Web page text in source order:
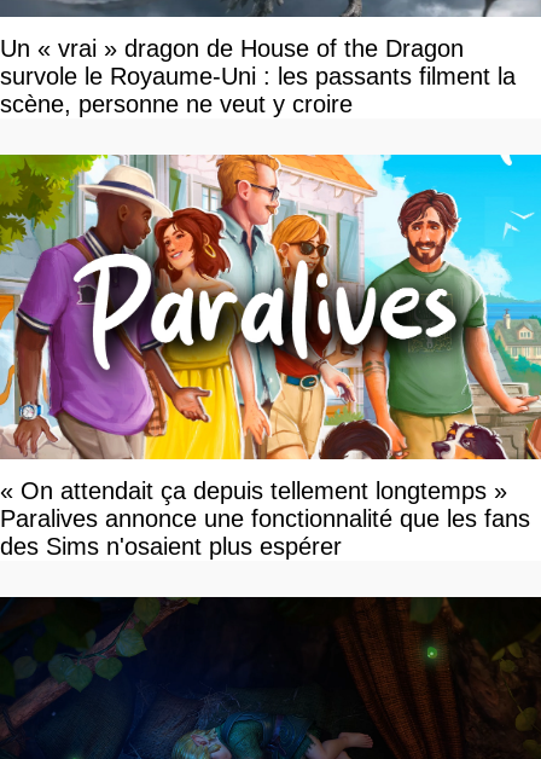
Un « vrai » dragon de House of the Dragon
survole le Royaume-Uni : les passants filment la
scène, personne ne veut y croire
« On attendait ça depuis tellement longtemps »
Paralives annonce une fonctionnalité que les fans
des Sims n'osaient plus espérer